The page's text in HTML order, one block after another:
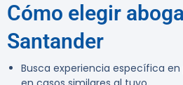
Cómo elegir
Santander
Busca experiencia específica